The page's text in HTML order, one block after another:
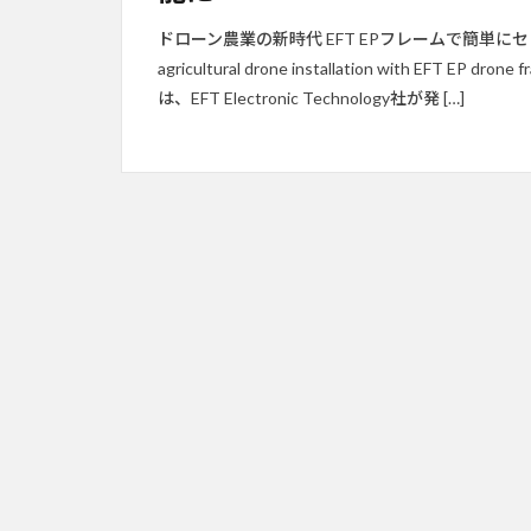
ドローン農業の新時代 EFT EPフレームで簡単
agricultural drone installation with EFT EP drone
は、EFT Electronic Technology社が発 […]